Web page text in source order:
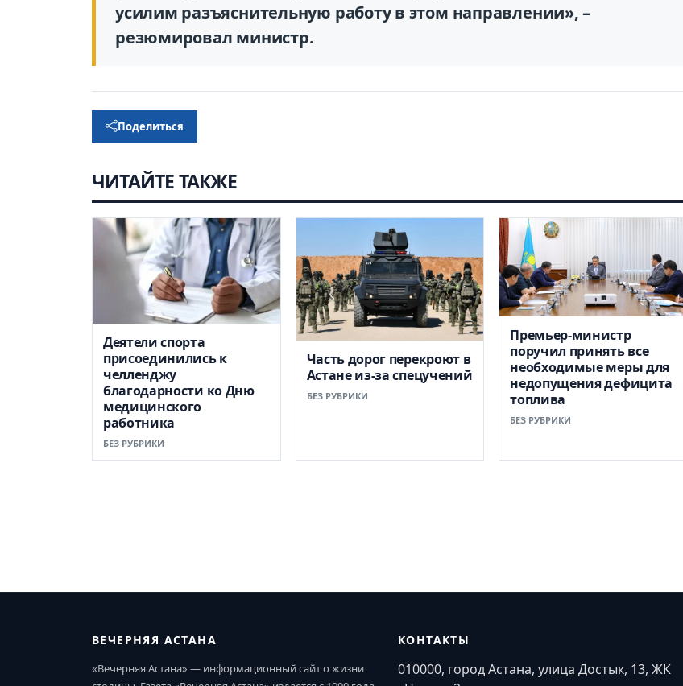
усилим разъяснительную работу в этом направлении», –
резюмировал министр.
Поделиться
ЧИТАЙТЕ ТАКЖЕ
Деятели спорта
присоединились к
челленджу
благодарности ко Дню
медицинского
работника
БЕЗ РУБРИКИ
Часть дорог перекроют в
Астане из-за спецучений
БЕЗ РУБРИКИ
Премьер-министр
поручил принять все
необходимые меры для
недопущения дефицита
топлива
БЕЗ РУБРИКИ
ВЕЧЕРНЯЯ АСТАНА
«Вечерняя Астана» — информационный сайт о жизни
КОНТАКТЫ
010000, город Астана, улица Достык, 13, ЖК